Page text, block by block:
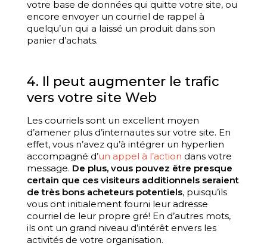
votre base de données qui quitte votre site, ou
encore envoyer un courriel de rappel à
quelqu’un qui a laissé un produit dans son
panier d’achats.
4. Il peut augmenter le trafic
vers votre site Web
Les courriels sont un excellent moyen
d’amener plus d’internautes sur votre site. En
effet, vous n’avez qu’à intégrer un hyperlien
accompagné d’un appel à l’action dans votre
message. De plus, vous pouvez être presque
certain que ces visiteurs additionnels seraient
de très bons acheteurs potentiels, puisqu’ils
vous ont initialement fourni leur adresse
courriel de leur propre gré! En d’autres mots,
ils ont un grand niveau d’intérêt envers les
activités de votre organisation.